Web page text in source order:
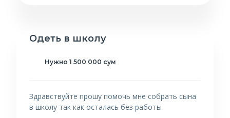
Одеть в школу
Нужно 1 500 000 сум
Здравствуйте прошу помочь мне собрать сына
в школу так как осталась без работы